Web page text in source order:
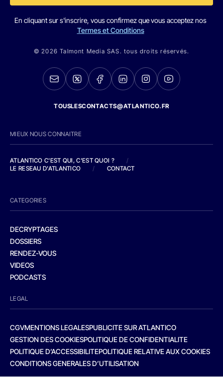
En cliquant sur s'inscrire, vous confirmez que vous acceptez nos
Termes et Conditions
© 2026 Talmont Media SAS. tous droits réservés.
TOUSLESCONTACTS@ATLANTICO.FR
MIEUX NOUS CONNAITRE
ATLANTICO C'EST QUI, C'EST QUOI ?
/
LE RESEAU D'ATLANTICO
/ CONTACT
CATEGORIES
DECRYPTAGES
DOSSIERS
RENDEZ-VOUS
VIDEOS
PODCASTS
LEGAL
CGVMENTIONS LEGALESPUBLICITE SUR ATLANTICO
GESTION DES COOKIESPOLITIQUE DE CONFIDENTIALITE
POLITIQUE D’ACCESSIBILITEPOLITIQUE RELATIVE AUX COOKIES
CONDITIONS GENERALES D’UTILISATION